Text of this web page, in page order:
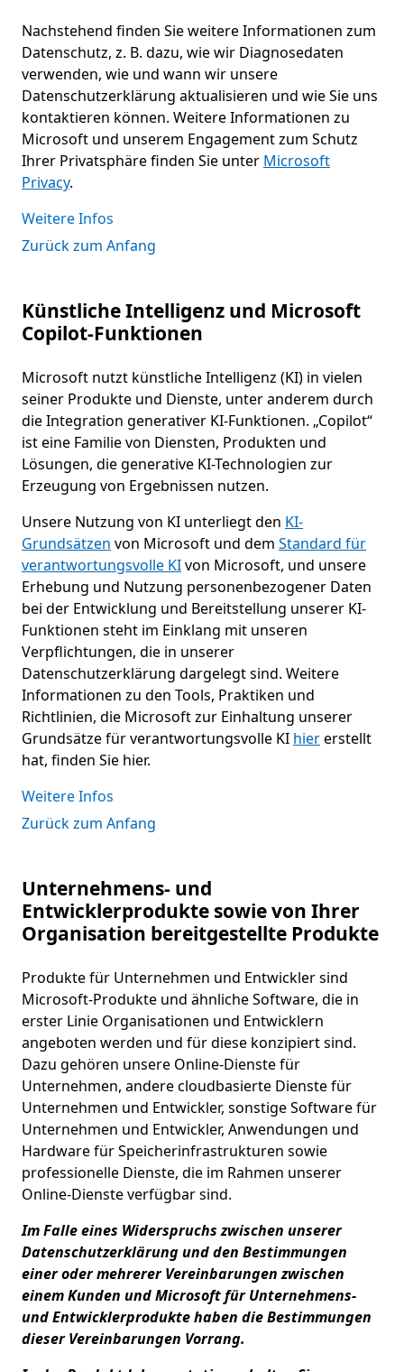
Nachstehend finden Sie weitere Informationen zum
Datenschutz, z. B. dazu, wie wir Diagnosedaten
verwenden, wie und wann wir unsere
Datenschutzerklärung aktualisieren und wie Sie uns
kontaktieren können. Weitere Informationen zu
Microsoft und unserem Engagement zum Schutz
Ihrer Privatsphäre finden Sie unter Microsoft
Privacy.
Weitere Infos
Zurück zum Anfang
Künstliche Intelligenz und Microsoft
Copilot-Funktionen
Microsoft nutzt künstliche Intelligenz (KI) in vielen
seiner Produkte und Dienste, unter anderem durch
die Integration generativer KI-Funktionen. „Copilot“
ist eine Familie von Diensten, Produkten und
Lösungen, die generative KI-Technologien zur
Erzeugung von Ergebnissen nutzen.
Unsere Nutzung von KI unterliegt den KI-
Grundsätzen von Microsoft und dem Standard für
verantwortungsvolle KIvon Microsoft, und unsere
Erhebung und Nutzung personenbezogener Daten
bei der Entwicklung und Bereitstellung unserer KI-
Funktionen steht im Einklang mit unseren
Verpflichtungen, die in unserer
Datenschutzerklärung dargelegt sind. Weitere
Informationen zu den Tools, Praktiken und
Richtlinien, die Microsoft zur Einhaltung unserer
Grundsätze für verantwortungsvolle KI hiererstellt
hat, finden Sie hier.
Weitere Infos
Zurück zum Anfang
Unternehmens- und
Entwicklerprodukte sowie von Ihrer
Organisation bereitgestellte Produkte
Produkte für Unternehmen und Entwickler sind
Microsoft-Produkte und ähnliche Software, die in
erster Linie Organisationen und Entwicklern
angeboten werden und für diese konzipiert sind.
Dazu gehören unsere Online-Dienste für
Unternehmen, andere cloudbasierte Dienste für
Unternehmen und Entwickler, sonstige Software für
Unternehmen und Entwickler, Anwendungen und
Hardware für Speicherinfrastrukturen sowie
professionelle Dienste, die im Rahmen unserer
Online-Dienste verfügbar sind.
Im Falle eines Widerspruchs zwischen unserer
Datenschutzerklärung und den Bestimmungen
einer oder mehrerer Vereinbarungen zwischen
einem Kunden und Microsoft für Unternehmens-
und Entwicklerprodukte haben die Bestimmungen
dieser Vereinbarungen Vorrang.